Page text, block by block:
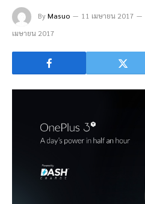
ByMasuo 11 เมษายน 2017
เมษายน 2017